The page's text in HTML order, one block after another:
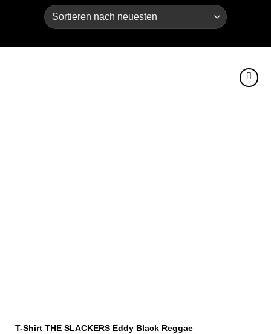
T-Shirt THE SLACKERS Eddy Black Reggae